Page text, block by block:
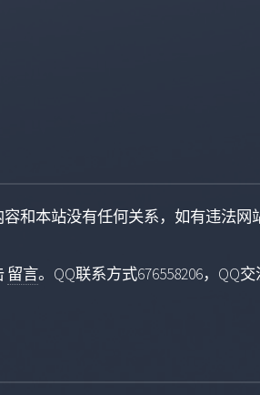
和本站没有任何关系，如有违法网
留言。QQ联系方式676558206，QQ交